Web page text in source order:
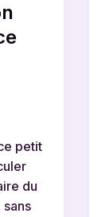
petit
du